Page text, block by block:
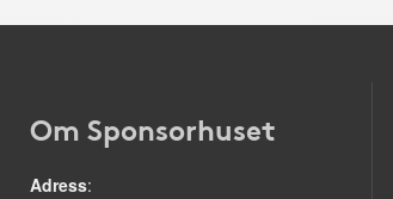
Om Sponsorhuset
Adress: